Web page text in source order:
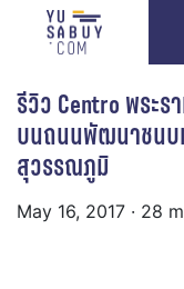
รีวิว Centro พระร
บนถนนพัฒนาชนบ
สุวรรณภูมิ
May 16, 2017 · 28